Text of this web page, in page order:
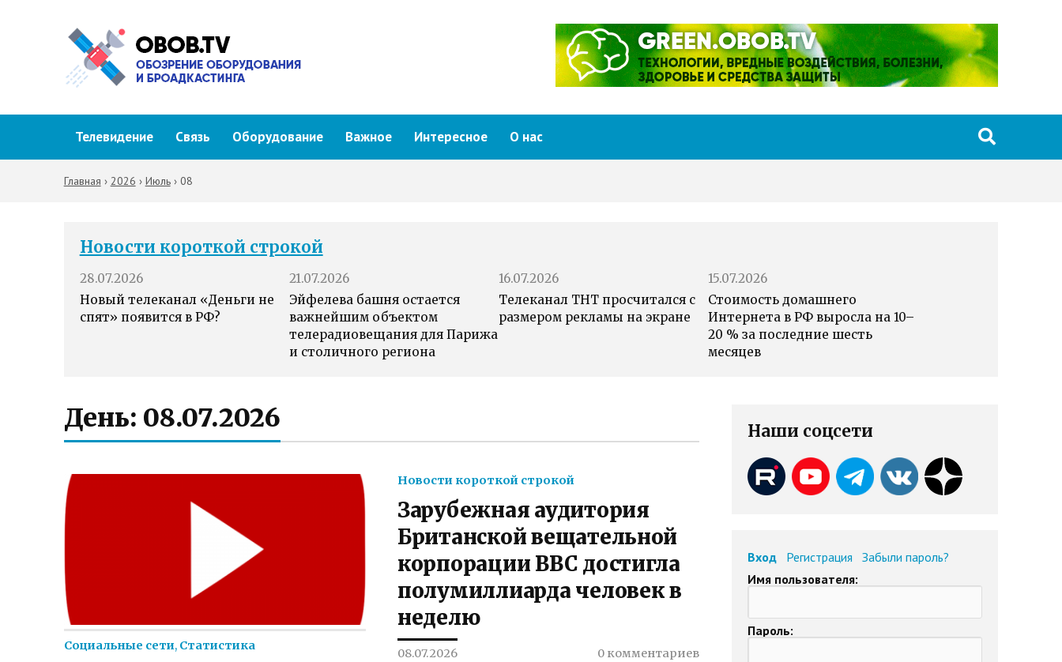
Телевидение Связь Оборудование Важное Интересное О нас
Главная › 2026 › Июль› 08
Новости короткой строкой
28.07.2026
Новый телеканал «Деньги не
спят» появится в РФ?
21.07.2026
Эйфелева башня остается
важнейшим объектом
телерадиовещания для Парижа
и столичного региона
16.07.2026
Телеканал ТНТ просчитался с
размером рекламы на экране
15.07.2026
Стоимость домашнего
Интернета в РФ выросла на 10–
20 % за последние шесть
месяцев
День: 08.07.2026
Социальные сети, Статистика
Новости короткой строкой
Зарубежная аудитория
Британской вещательной
корпорации BBC достигла
полумиллиарда человек в
неделю
08.07.2026 0 комментариев
Наши соцсети
Вход Регистрация
Забыли пароль?
Имя пользователя:
Пароль: